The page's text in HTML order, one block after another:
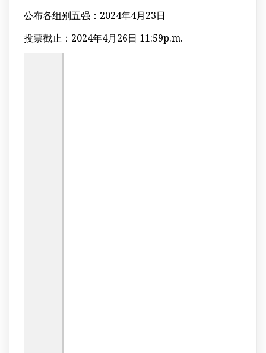
公布各组别五强：2024年4月23日
投票截止：2024年4月26日 11:59p.m.